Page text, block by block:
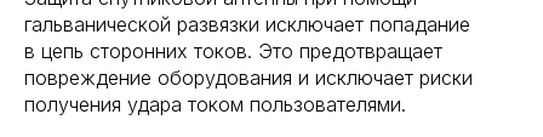
гальванической развязки исключает попадание
в цепь сторонних токов. Это предотвращает
повреждение оборудования и исключает риски
получения удара током пользователями.